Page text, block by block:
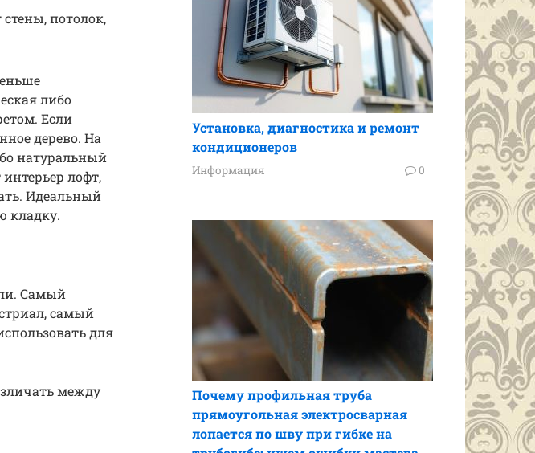
потолок,
либо
Если
дерево. На
натуральный
лофт,
Идеальный
кладку.
Самый
самый
для
между
Установка, диагностика и ремонт
кондиционеров
Информация 0
Почему профильная труба
прямоугольная электросварная
лопается по шву при гибке на